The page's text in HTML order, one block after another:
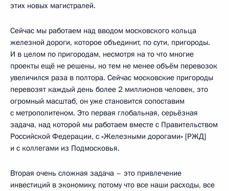
этих новых магистралей.
Сейчас мы работаем над вводом московского кольца
железной дороги, которое объединит, по сути, пригороды.
И в целом по пригородам, несмотря на то что многие
проекты ещё не решены, но тем не менее объём перевозок
увеличился раза в полтора. Сейчас московские пригороды
перевозят каждый день более 2 миллионов человек, это
огромный масштаб, он уже становится сопоставим
с метрополитеном. Это первая глобальная, серьёзная
задача, над которой мы работаем вместе с Правительством
Российской Федерации, с «Железными дорогами» [РЖД]
и с коллегами из Подмосковья.
Вторая очень сложная задача – это привлечение
инвестиций в экономику, потому что все наши расходы, все